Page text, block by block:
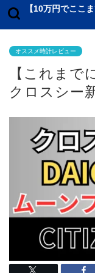
【10万円でここ
オススメ時計レビュー
【これまで
クロスシー